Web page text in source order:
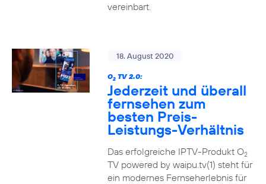
vereinbart.
18. August 2020
O2TV 2.0:
Jederzeit und überall
fernsehen zum
besten Preis-
Leistungs-Verhältnis
Das erfolgreiche IPTV-Produkt O2
TV powered by waipu.tv(1) steht für
ein modernes Fernseherlebnis für